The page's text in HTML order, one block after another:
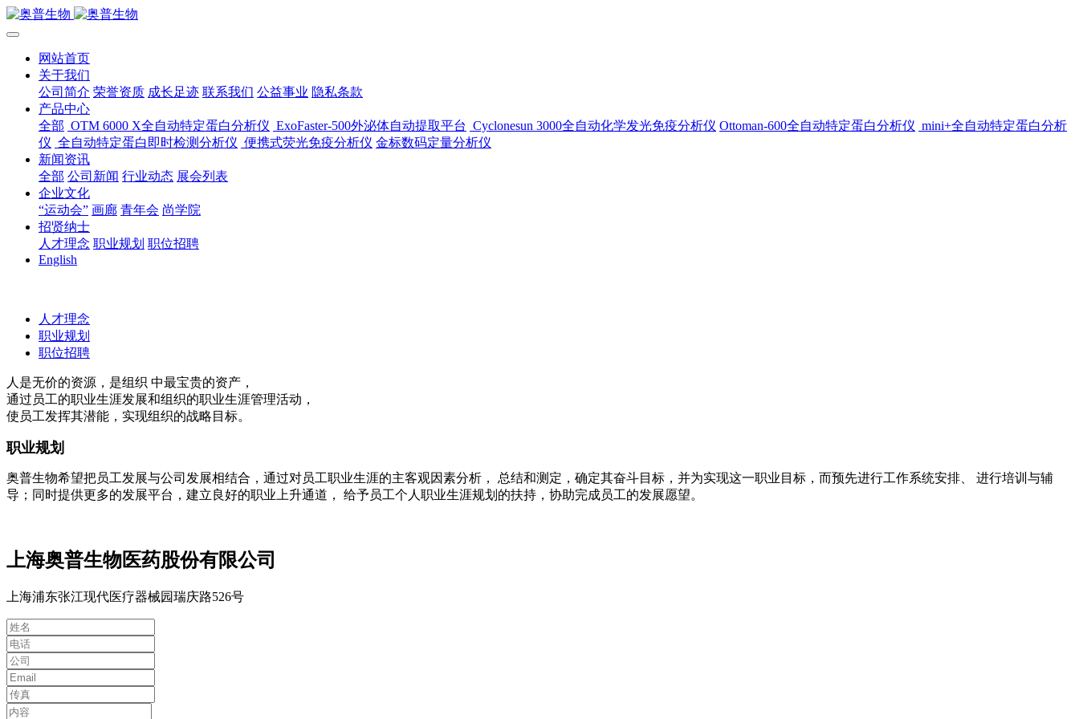
网站首页
关于我们
公司简介 荣誉资质 成长足迹 联系我们 公益事业 隐私条款
产品中心
全部 OTM 6000 X全自动特定蛋白分析仪 ExoFaster-500外泌体自动提取平台 Cyclonesun 3000全自动化学发光免疫分析仪 Ottoman-600全自动特定蛋白分析仪 mini+全自动特定蛋白分析
仪 全自动特定蛋白即时检测分析仪 便携式荧光免疫分析仪 金标数码定量分析仪
新闻资讯
全部 公司新闻 行业动态 展会列表
企业文化
“运动会” 画廊 青年会 尚学院
招贤纳士
人才理念 职业规划 职位招聘
English
人才理念
职业规划
职位招聘
人是无价的资源，是组织 中最宝贵的资产，
通过员工的职业生涯发展和组织的职业生涯管理活动，
使员工发挥其潜能，实现组织的战略目标。
职业规划
奥普生物希望把员工发展与公司发展相结合，通过对员工职业生涯的主客观因素分析， 总结和测定，确定其奋斗目标，并为实现这一职业目标，而预先进行工作系统安排、 进行培训与辅
导；同时提供更多的发展平台，建立良好的职业上升通道， 给予员工个人职业生涯规划的扶持，协助完成员工的发展愿望。
上海奥普生物医药股份有限公司
上海浦东张江现代医疗器械园瑞庆路526号